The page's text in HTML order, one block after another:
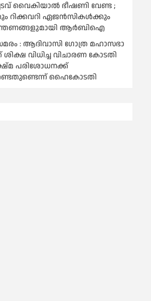
വൈകിയാല്‍ ഭീഷണി വേണ്ട ;
റിക്കവറി ഏജൻസികള്‍ക്കും
ആര്‍ബിഐ
: ആദിവാസി ഗോത്ര മഹാസഭാ
വിധിച്ച വിചാരണ കോടതി
പരിശോധനക്ക്
ഹൈകോടതി